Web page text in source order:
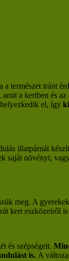
a természet iránt
a kertben és
el, így
illatpárnát
saját növényt,
meg. A
kert eszközeiről
és szépségeit.
is. A